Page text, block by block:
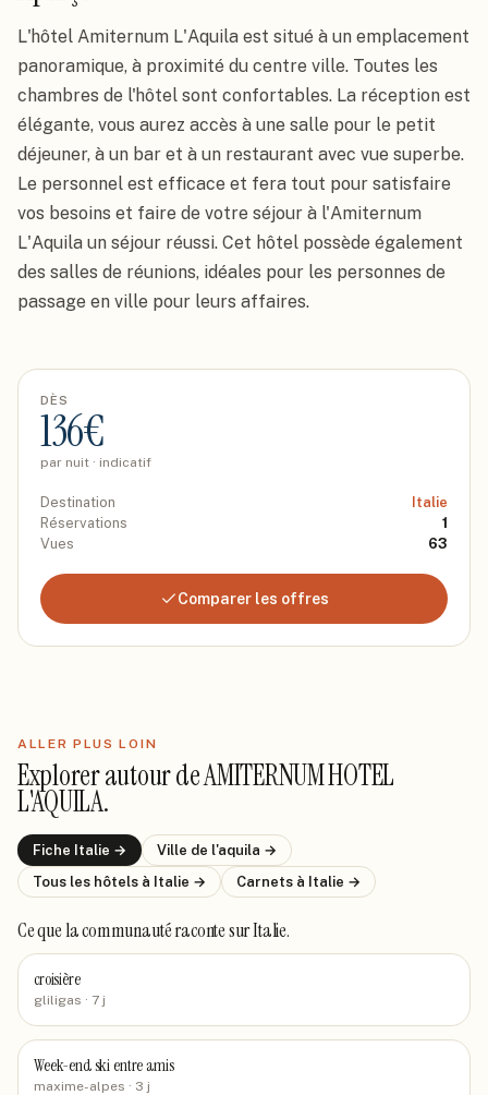
L'hôtel Amiternum L'Aquila est situé à un emplacement
panoramique, à proximité du centre ville. Toutes les
chambres de l'hôtel sont confortables. La réception est
élégante, vous aurez accès à une salle pour le petit
déjeuner, à un bar et à un restaurant avec vue superbe.
Le personnel est efficace et fera tout pour satisfaire
vos besoins et faire de votre séjour à l'Amiternum
L'Aquila un séjour réussi. Cet hôtel possède également
des salles de réunions, idéales pour les personnes de
passage en ville pour leurs affaires.
DÈS
136€
par nuit · indicatif
Destination
Italie
Réservations
1
Vues
63
Comparer les offres
ALLER PLUS LOIN
Explorer autour deAMITERNUM HOTEL
L'AQUILA.
Fiche Italie → Ville de l'aquila →
Tous les hôtels à Italie → Carnets à Italie →
Ce que la communauté racontesur Italie.
croisière
gliligas · 7 j
Week-end ski entre amis
maxime-alpes · 3 j